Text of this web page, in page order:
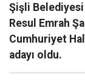
Şişli Belediyesi
Resul Emrah
Cumhuriyet
adayı oldu.